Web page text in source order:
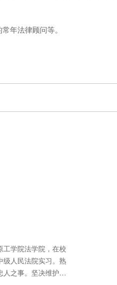
年法律顾问等。
学院法学院，在校
级人民法院实习。熟
人之事。坚决维护当